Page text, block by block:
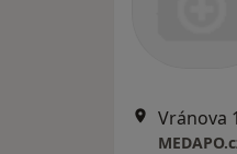
Vránova